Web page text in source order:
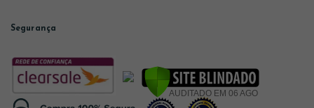
Segurança